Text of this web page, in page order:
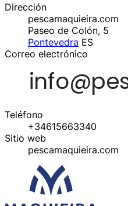
Dirección
pescamaquieira.com
Paseo de Colón, 5
Pontevedra ES
Correo electrónico
Teléfono
+34615663340
Sitio web
pescamaquieira.com